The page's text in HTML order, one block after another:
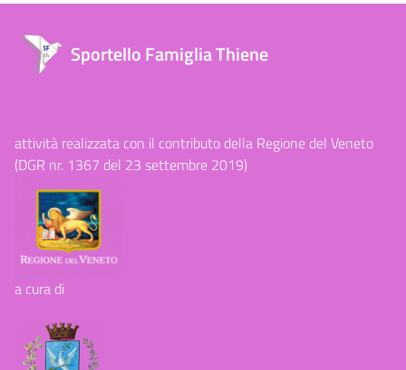
Sportello Famiglia Thiene
attività realizzata con il contributo della Regione del Veneto
(DGR nr. 1367 del 23 settembre 2019)
a cura di